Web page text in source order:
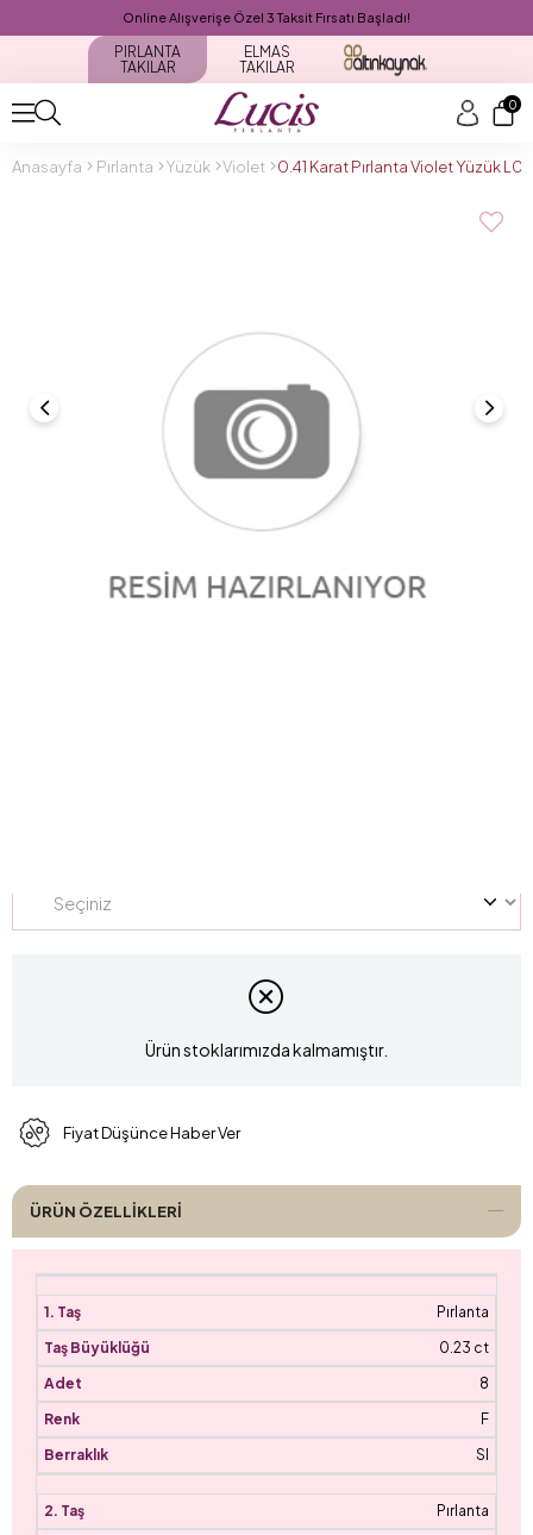
Online Alışverişe Özel 3 Taksit Fırsatı Başladı!
PIRLANTA
TAKILAR
ELMAS
TAKILAR
0
Anasayfa Pırlanta Yüzük Violet 0.41 Karat Pırlanta Violet Yüzük
Ürün stoklarımızda kalmamıştır.
Fiyat Düşünce Haber Ver
ÜRÜN ÖZELLIKLERI
Pırlanta
0.23 ct
8
F
SI
Pırlanta